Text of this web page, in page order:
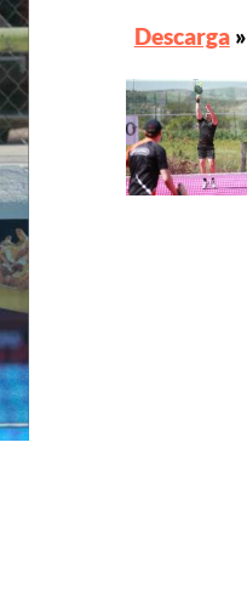
Descarga»